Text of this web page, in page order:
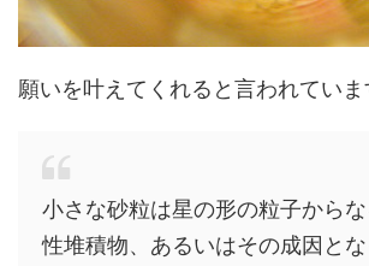
願いを叶えてくれると言われていま
小さな砂粒は星の形の粒子から
性堆積物、あるいはその成因と